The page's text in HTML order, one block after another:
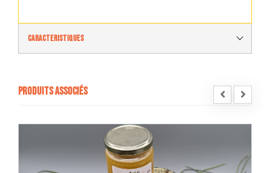
Caracteristiques
Produits associés